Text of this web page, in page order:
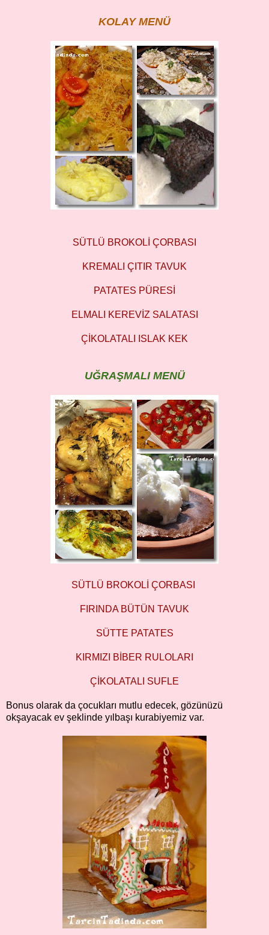
KOLAY MENÜ
SÜTLÜ BROKOLİ ÇORBASI
KREMALI ÇITIR TAVUK
PATATES PÜRESİ
ELMALI KEREVİZ SALATASI
ÇİKOLATALI ISLAK KEK
UĞRAŞMALI MENÜ
SÜTLÜ BROKOLİ ÇORBASI
FIRINDA BÜTÜN TAVUK
SÜTTE PATATES
KIRMIZI BİBER RULOLARI
ÇİKOLATALI SUFLE
Bonus olarak da çocukları mutlu edecek, gözünüzü
okşayacak ev şeklinde yılbaşı kurabiyemiz var.